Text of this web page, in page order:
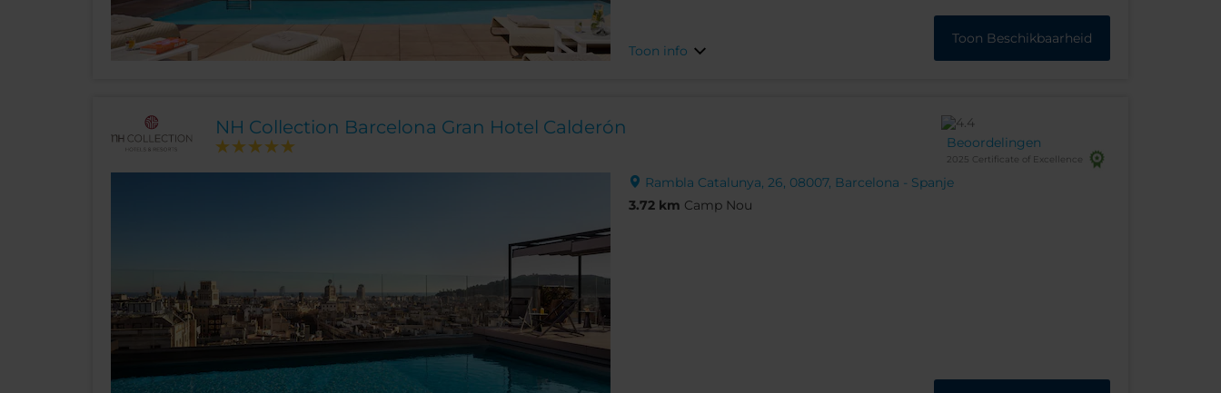
Toon info
Toon Beschikbaarheid
NH Collection Barcelona Gran Hotel Calderón
Rambla Catalunya, 26, 08007, Barcelona - Spanje
3.72 km Camp Nou
Beoordelingen
2025 Certificate of Excellence